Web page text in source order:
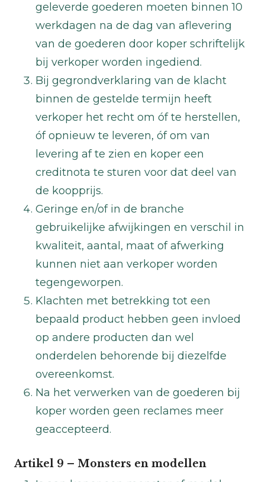
geleverde goederen moeten binnen 10
werkdagen na de dag van aflevering
van de goederen door koper schriftelijk
bij verkoper worden ingediend.
Bij gegrondverklaring van de klacht
binnen de gestelde termijn heeft
verkoper het recht om óf te herstellen,
óf opnieuw te leveren, óf om van
levering af te zien en koper een
creditnota te sturen voor dat deel van
de koopprijs.
Geringe en/of in de branche
gebruikelijke afwijkingen en verschil in
kwaliteit, aantal, maat of afwerking
kunnen niet aan verkoper worden
tegengeworpen.
Klachten met betrekking tot een
bepaald product hebben geen invloed
op andere producten dan wel
onderdelen behorende bij diezelfde
overeenkomst.
Na het verwerken van de goederen bij
koper worden geen reclames meer
geaccepteerd.
Artikel 9 – Monsters en modellen